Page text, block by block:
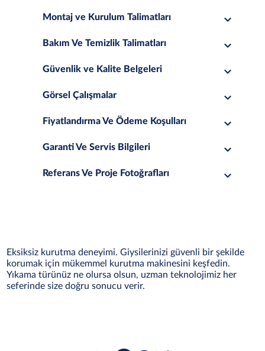
Montaj ve Kurulum Talimatları
Bakım Ve Temizlik Talimatları
Güvenlik ve Kalite Belgeleri
Görsel Çalışmalar
Fiyatlandırma Ve Ödeme Koşulları
Garanti Ve Servis Bilgileri
Referans Ve Proje Fotoğrafları
Eksiksiz kurutma deneyimi. Giysilerinizi güvenli bir şekilde
korumak için mükemmel kurutma makinesini keşfedin.
Yıkama türünüz ne olursa olsun, uzman teknolojimiz her
seferinde size doğru sonucu verir.